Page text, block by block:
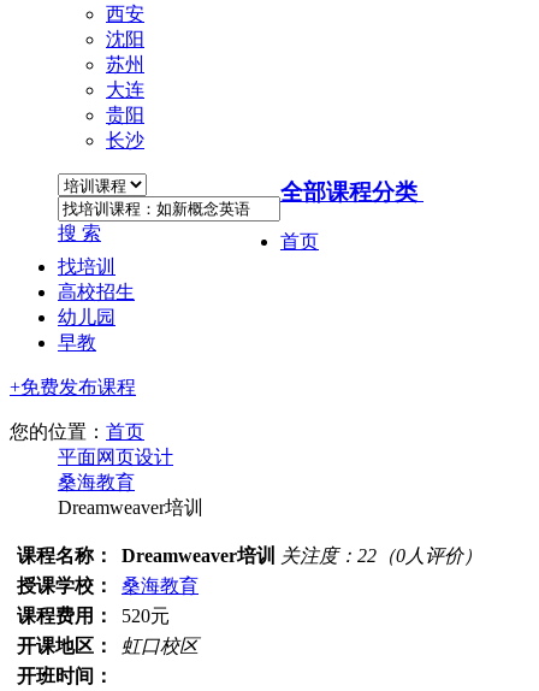
西安
沈阳
苏州
大连
贵阳
长沙
搜 索
全部课程分类
首页
找培训
高校招生
幼儿园
早教
+免费发布课程
您的位置： 首页
平面网页设计
桑海教育
Dreamweaver培训
课程名称： Dreamweaver培训 关注度： 22 （0人评价）
授课学校：
桑海教育
课程费用：
520元
开课地区：
虹口校区
开班时间：